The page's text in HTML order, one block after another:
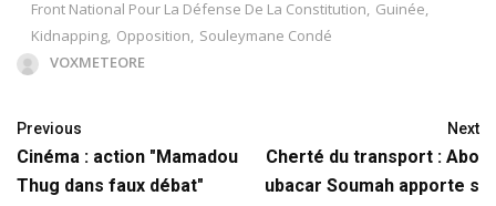
Front National Pour La Défense De La Constitution, Guinée,
Kidnapping, Opposition, Souleymane Condé
VOXMETEORE
Previous
Cinéma : action "Mamadou
Thug dans faux débat"
Next
Cherté du transport : Abo
ubacar Soumah apporte s